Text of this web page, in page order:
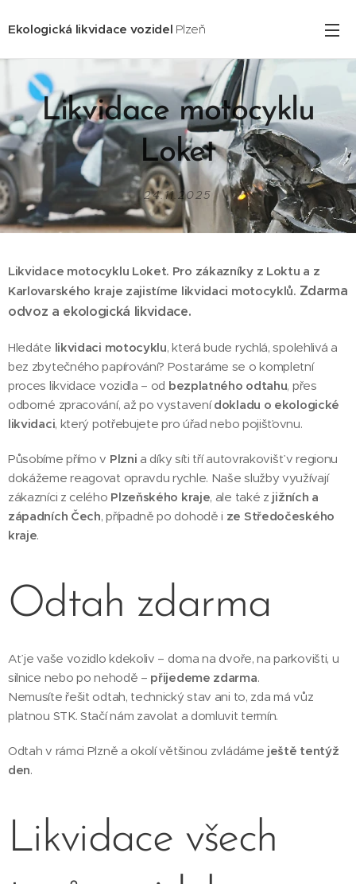
Ekologická likvidace vozidel Plzeň
Likvidace motocyklu
Loket
24.11.2025
Likvidace motocyklu Loket. Pro zákazníky z Loktu a z
Karlovarského kraje zajistíme likvidaci motocyklů. Zdarma
odvoz a ekologická likvidace.
Hledáte likvidaci motocyklu, která bude rychlá, spolehlivá a
bez zbytečného papírování? Postaráme se o kompletní
proces likvidace vozidla – od bezplatného odtahu, přes
odborné zpracování, až po vystavenídokladu o ekologické
likvidaci, který potřebujete pro úřad nebo pojišťovnu.
Působíme přímo v Plzni a díky síti tří autovrakovišť v regionu
dokážeme reagovat opravdu rychle. Naše služby využívají
zákazníci z celého Plzeňského kraje, ale také z jižních a
západních Čech, případně po dohodě i ze Středočeského
kraje.
Odtah zdarma
Ať je vaše vozidlo kdekoliv – doma na dvoře, na parkovišti, u
silnice nebo po nehodě – přijedeme zdarma.
Nemusíte řešit odtah, technický stav ani to, zda má vůz
platnou STK. Stačí nám zavolat a domluvit termín.
Odtah v rámci Plzně a okolí většinou zvládáme ještě tentýž
den.
Likvidace všech